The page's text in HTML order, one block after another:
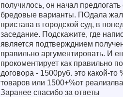
получилось, он начал
бредовые варианты. ПОдала
пристава в городской суд, в
заседание. Подскажите, где
является подтвержднием
правильно аргументировать. И
прокоментирует как правильно
договора - 1500руб. это какой-то
товаров или 1500+%от
Заранее спасибо за ответы